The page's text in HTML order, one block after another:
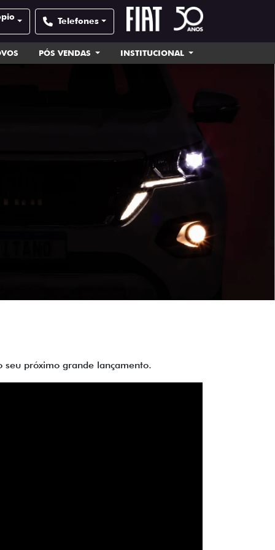
Telefones
PÓS VENDAS INSTITUCIONAL
próximo grande lançamento.